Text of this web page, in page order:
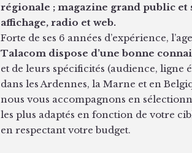
régionale ; magazine grand public et
affichage, radio et web.
Forte de ses 6 années d’expérience,
Talacom dispose d’une bonne
et de leurs spécificités (audience, ligne
dans les Ardennes, la Marne et en
nous vous accompagnons en
les plus adaptés en fonction de votre
en respectant votre budget.